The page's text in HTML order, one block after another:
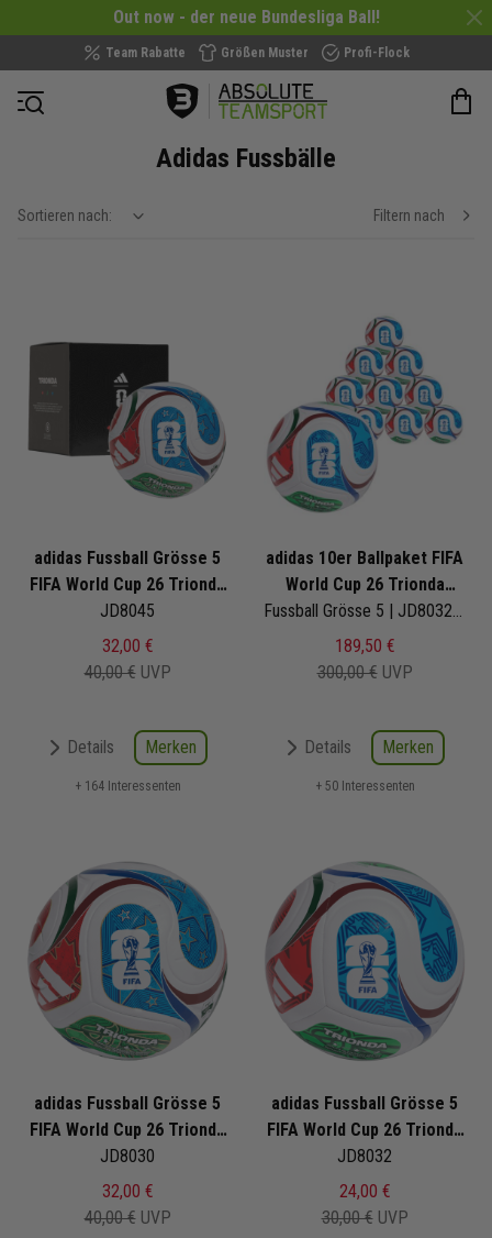
Out now - der neue Bundesliga Ball!
Team Rabatte Größen Muster Profi-Flock
Navigation öffnen
Adidas Fussbälle
Sortieren nach: show filteroptions Filtern nach
adidas Fussball Grösse 5
FIFA World Cup 26 Trionda
League
JD8045
32,00 €
40,00 € UVP
Details Merken
+ 164 Interessenten
adidas 10er Ballpaket FIFA
World Cup 26 Trionda
Training
189,50 €
300,00 € UVP
Details Merken
+ 50 Interessenten
adidas Fussball Grösse 5
FIFA World Cup 26 Trionda
League
JD8030
32,00 €
40,00 € UVP
adidas Fussball Grösse 5
FIFA World Cup 26 Trionda
Training
JD8032
24,00 €
30,00 € UVP